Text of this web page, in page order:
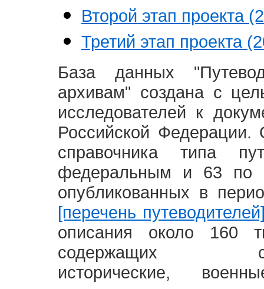
Второй этап проекта
Третий этап проекта
База данных
архивам" создана с
исследователей к
Российской
справочника типа
федеральным и 63 по
опубликованных в
[перечень
описания около 160
содержащих
исторические,